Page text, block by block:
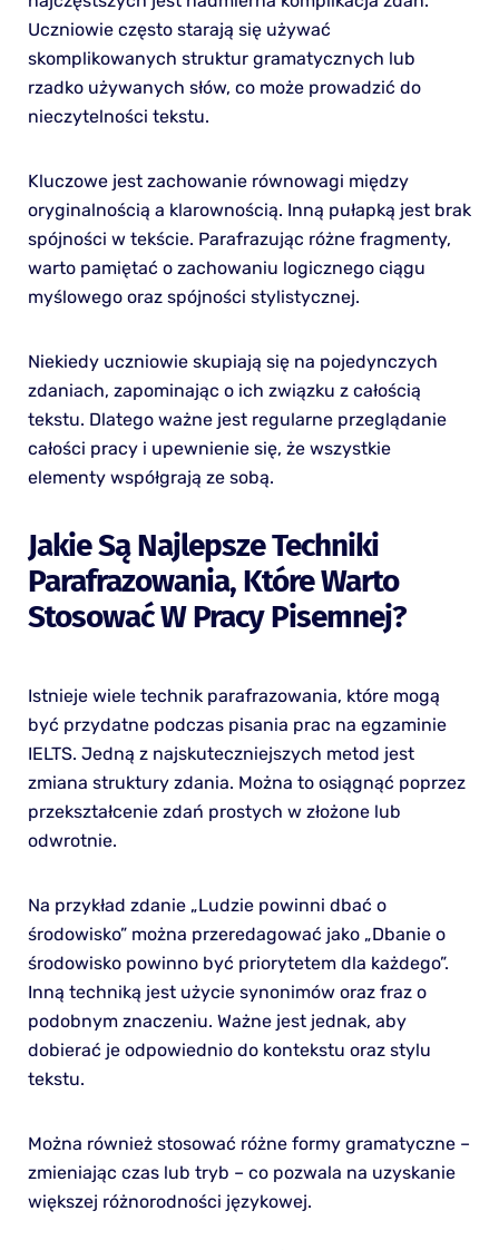
Uczniowie często starają się używać
skomplikowanych struktur gramatycznych lub
rzadko używanych słów, co może prowadzić do
nieczytelności tekstu.
Kluczowe jest zachowanie równowagi między
oryginalnością a klarownością. Inną pułapką jest brak
spójności w tekście. Parafrazując różne fragmenty,
warto pamiętać o zachowaniu logicznego ciągu
myślowego oraz spójności stylistycznej.
Niekiedy uczniowie skupiają się na pojedynczych
zdaniach, zapominając o ich związku z całością
tekstu. Dlatego ważne jest regularne przeglądanie
całości pracy i upewnienie się, że wszystkie
elementy współgrają ze sobą.
Jakie Są Najlepsze Techniki
Parafrazowania, Które Warto
Stosować W Pracy Pisemnej?
Istnieje wiele technik parafrazowania, które mogą
być przydatne podczas pisania prac na egzaminie
IELTS. Jedną z najskuteczniejszych metod jest
zmiana struktury zdania. Można to osiągnąć poprzez
przekształcenie zdań prostych w złożone lub
odwrotnie.
Na przykład zdanie „Ludzie powinni dbać o
środowisko” można przeredagować jako „Dbanie o
środowisko powinno być priorytetem dla każdego”.
Inną techniką jest użycie synonimów oraz fraz o
podobnym znaczeniu. Ważne jest jednak, aby
dobierać je odpowiednio do kontekstu oraz stylu
tekstu.
Można również stosować różne formy gramatyczne –
zmieniając czas lub tryb – co pozwala na uzyskanie
większej różnorodności językowej.